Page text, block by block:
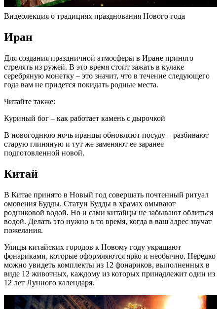
Видеолекция о традициях празднования Нового года
Иран
Для создания праздничной атмосферы в Иране принято
стрелять из ружей. В это время стоит зажать в кулаке
серебряную монетку – это значит, что в течение следующего
года вам не придется покидать родные места.
Читайте также:
Куриный бог – как работает камень с дырочкой
В новогоднюю ночь иранцы обновляют посуду – разбивают
старую глиняную и тут же заменяют ее заранее
подготовленной новой.
Китай
В Китае принято в Новый год совершать почтенный ритуал
омовения Будды. Статуи Будды в храмах омывают
родниковой водой. Но и сами китайцы не забывают облиться
водой. Делать это нужно в то время, когда в ваш адрес звучат
пожелания.
Улицы китайских городов к Новому году украшают
фонариками, которые оформляются ярко и необычно. Нередко
можно увидеть комплекты из 12 фонариков, выполненных в
виде 12 животных, каждому из которых принадлежит один из
12 лет Лунного календаря.